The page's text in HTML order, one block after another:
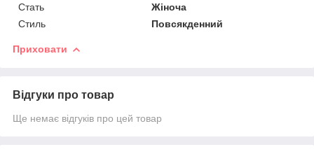
Стать
Жіноча
Стиль
Повсякденний
Приховати
Відгуки про товар
Ще немає відгуків про цей товар